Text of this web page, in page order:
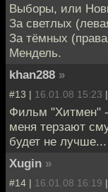
Выборы, или
За светлых
За тёмных
Мендель.
khan288 »
#13 | 16.01.08 15:23 |
Фильм "Хитмен" -
меня терзают
будет не лучше...
Xugin »
#14 | 16.01.08 16:19 |